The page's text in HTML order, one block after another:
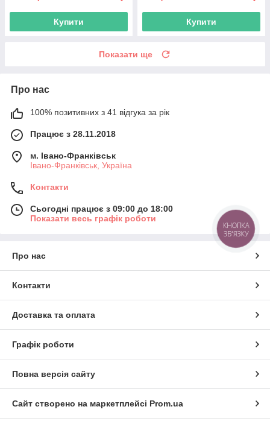
Купити Купити
Показати ще
Про нас
100% позитивних з 41 відгука за рік
Працює з 28.11.2018
м. Івано-Франківськ
Івано-Франківськ, Україна
Контакти
Сьогодні працює з 09:00 до 18:00
Показати весь графік роботи
Про нас
Контакти
Доставка та оплата
Графік роботи
Повна версія сайту
Сайт створено на маркетплейсі Prom.ua
КНОПКА
ЗВ'ЯЗКУ